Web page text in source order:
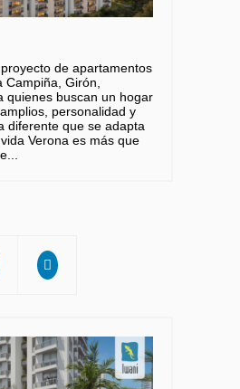
de apartamentos
Girón,
quienes buscan un hogar
personalidad y
diferente que se adapta
Verona es más que